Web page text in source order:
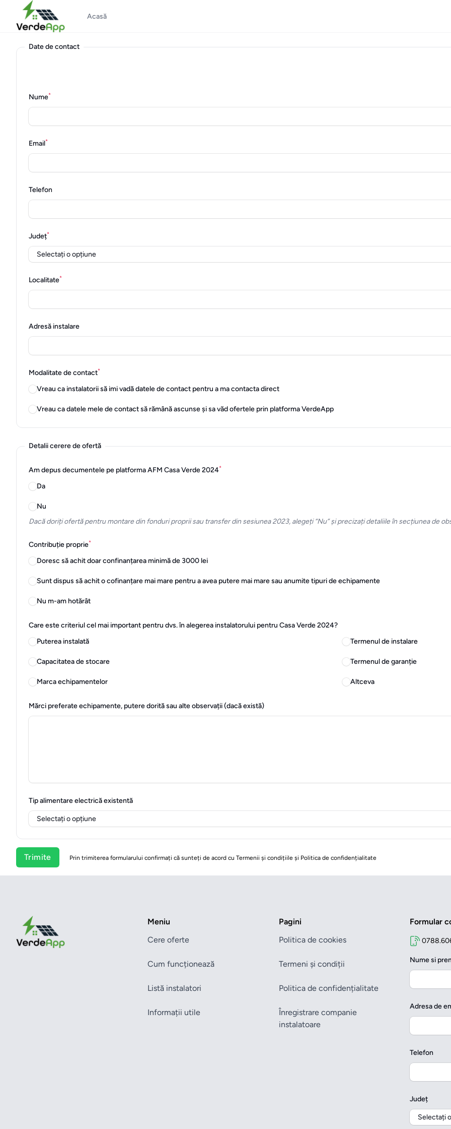
Acasă
Date de contact
Nume*
Email*
Telefon
Județ*
Localitate*
Adresă instalare
Modalitate de contact*
Vreau ca instalatorii să imi vadă datele de contact pentru a ma contacta direct
Vreau ca datele mele de contact să rămână ascunse și sa văd ofertele prin platforma VerdeApp
Detalii cerere de ofertă
Am depus decumentele pe platforma AFM Casa Verde 2024*
Da
Nu
Dacă doriți ofertă pentru montare din fonduri proprii sau transfer din sesiunea 2023, alegeți “Nu” și precizați detaliile în secțiunea de
Contribuție proprie*
Doresc să achit doar confinanțarea minimă de 3000 lei
Sunt dispus să achit o cofinanțare mai mare pentru a avea putere mai mare sau anumite tipuri de echipamente
Nu m-am hotărât
Care este criteriul cel mai important pentru dvs. în alegerea instalatorului pentru Casa Verde 2024?
Puterea instalată
Capacitatea de stocare
Marca echipamentelor
Termenul de instalare
Termenul de garanție
Altceva
Mărci preferate echipamente, putere dorită sau alte observații (dacă există)
Tip alimentare electrică existentă
Trimite Prin trimiterea formularului confirmați că sunteți de acord cu Termenii și condițiile și Politica de confidențialitate
Meniu
Cere oferte
Cum funcționează
Listă instalatori
Informații utile
Pagini
Politica de cookies
Termeni și condiții
Politica de confidențialitate
Înregistrare companie
instalatoare
Formular
Nume si
Adresa de
Telefon
Județ